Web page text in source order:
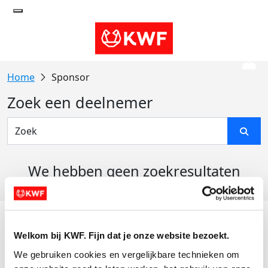
Welkom bij KWF. Fijn dat je onze website bezoekt.
We gebruiken cookies en vergelijkbare technieken om
Sponsor
Zoek een deelnemer
We hebben geen zoekresultaten
Actiematerialen
Evenementen